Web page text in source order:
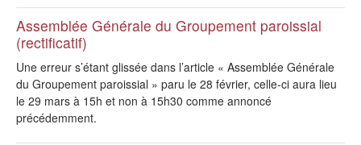
Assemblée Générale du Groupement paroissial
(rectificatif)
Une erreur s’étant glissée dans l’article « Assemblée Générale
du Groupement paroissial » paru le 28 février, celle-ci aura lieu
le 29 mars à 15h et non à 15h30 comme annoncé
précédemment.